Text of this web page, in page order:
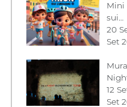
Mini
sui…
20
Set
12
Set